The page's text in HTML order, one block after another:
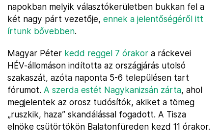
napokban melyik választókerületben bukkan fel a
két nagy párt vezetője, ennek a jelentőségéről itt
írtunk bővebben.
Magyar Péter kedd reggel 7 órakor a ráckevei
HÉV-állomáson indította az országjárás utolsó
szakaszát, azóta naponta 5-6 településen tart
fórumot. A szerda estét Nagykanizsán zárta, ahol
megjelentek az orosz tudósítók, akiket a tömeg
„ruszkik, haza” skandálással fogadott. A Tisza
elnöke csütörtökön Balatonfüreden kezd 11 órakor.